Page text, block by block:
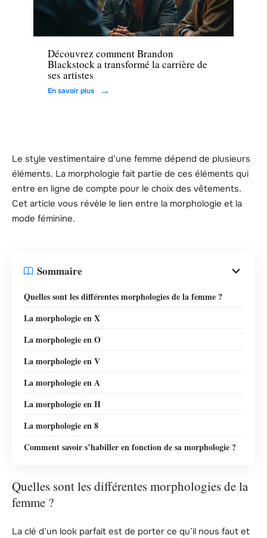
Découvrez comment Brandon
Blackstock a transformé la carrière de
ses artistes
En savoir plus
Le style vestimentaire d’une femme dépend de plusieurs
éléments. La morphologie fait partie de ces éléments qui
entre en ligne de compte pour le choix des vêtements.
Cet article vous révèle le lien entre la morphologie et la
mode féminine.
Sommaire
Quelles sont les différentes morphologies de la femme ?
La morphologie en X
La morphologie en O
La morphologie en V
La morphologie en A
La morphologie en H
La morphologie en 8
Comment savoir s’habiller en fonction de sa morphologie ?
Quelles sont les différentes morphologies de la
femme ?
La clé d’un look parfait est de porter ce qu’il nous faut et